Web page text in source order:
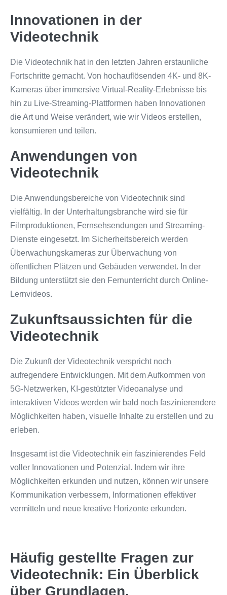
Innovationen in der
Videotechnik
Die Videotechnik hat in den letzten Jahren erstaunliche
Fortschritte gemacht. Von hochauflösenden 4K- und 8K-
Kameras über immersive Virtual-Reality-Erlebnisse bis
hin zu Live-Streaming-Plattformen haben Innovationen
die Art und Weise verändert, wie wir Videos erstellen,
konsumieren und teilen.
Anwendungen von
Videotechnik
Die Anwendungsbereiche von Videotechnik sind
vielfältig. In der Unterhaltungsbranche wird sie für
Filmproduktionen, Fernsehsendungen und Streaming-
Dienste eingesetzt. Im Sicherheitsbereich werden
Überwachungskameras zur Überwachung von
öffentlichen Plätzen und Gebäuden verwendet. In der
Bildung unterstützt sie den Fernunterricht durch Online-
Lernvideos.
Zukunftsaussichten für die
Videotechnik
Die Zukunft der Videotechnik verspricht noch
aufregendere Entwicklungen. Mit dem Aufkommen von
5G-Netzwerken, KI-gestützter Videoanalyse und
interaktiven Videos werden wir bald noch faszinierendere
Möglichkeiten haben, visuelle Inhalte zu erstellen und zu
erleben.
Insgesamt ist die Videotechnik ein faszinierendes Feld
voller Innovationen und Potenzial. Indem wir ihre
Möglichkeiten erkunden und nutzen, können wir unsere
Kommunikation verbessern, Informationen effektiver
vermitteln und neue kreative Horizonte erkunden.
Häufig gestellte Fragen zur
Videotechnik: Ein Überblick
über Grundlagen,